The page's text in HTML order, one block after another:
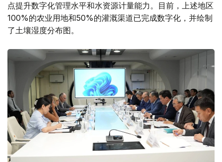
点提升数字化管理水平和水资源计量能力。目前，上述地区
100%的农业用地和50%的灌溉渠道已完成数字化，并绘制
了土壤湿度分布图。